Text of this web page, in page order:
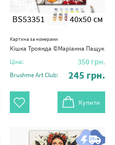
BS53351 40x50 см
Картина за номерами
Кішка Троянда ©Маріанна Пащук
Ціна: 350 грн.
Brushme Art Club: 245 грн.
Купити